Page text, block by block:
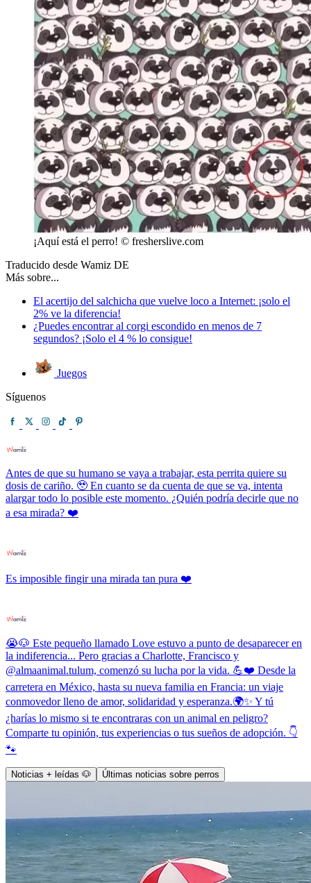
¡Aquí está el perro! © fresherslive.com
Traducido desde Wamiz DE
Más sobre...
El acertijo del salchicha que vuelve loco a Internet: ¡solo el
2% ve la diferencia!
¿Puedes encontrar al corgi escondido en menos de 7
segundos? ¡Solo el 4 % lo consigue!
Juegos
Síguenos
Antes de que su humano se vaya a trabajar, esta perrita quiere su
dosis de cariño. 🥹 En cuanto se da cuenta de que se va, intenta
alargar todo lo posible este momento. ¿Quién podría decirle que no
a esa mirada? ❤️
Es imposible fingir una mirada tan pura ❤️
😭🐶 Este pequeño llamado Love estuvo a punto de desaparecer en
la indiferencia... Pero gracias a Charlotte, Francisco y
@almaanimal.tulum, comenzó su lucha por la vida. 💪❤️ Desde la
carretera en México, hasta su nueva familia en Francia: un viaje
conmovedor lleno de amor, solidaridad y esperanza.🌍✨ Y tú
¿harías lo mismo si te encontraras con un animal en peligro?
Comparte tu opinión, tus experiencias o tus sueños de adopción. 👇
🐾
Noticias + leídas 🐶 Últimas noticias sobre perros